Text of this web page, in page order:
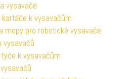
vysavače
kartáče k vysavačům
mopy pro robotické vysavače
vysavačů
tyče k vysavačům